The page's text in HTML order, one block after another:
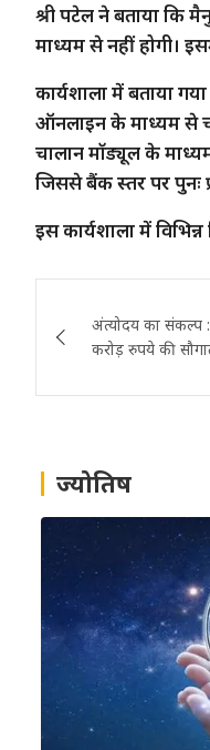
श्री पटेल ने बताया कि
माध्यम से नहीं होगी।
कार्यशाला में बताया
ऑनलाइन के माध्यम से
चालान मॉड्यूल के
जिससे बैंक स्तर पर पुनः
इस कार्यशाला में
अंत्योदय का संकल्प
करोड़ रुपये की
ज्योतिष